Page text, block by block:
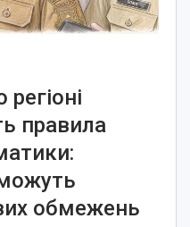
правила
обмежень